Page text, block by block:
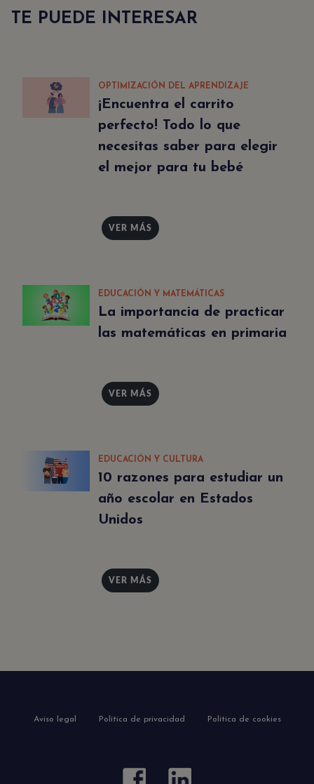
TE PUEDE INTERESAR
OPTIMIZACIÓN DEL APRENDIZAJE
¡Encuentra el carrito
perfecto! Todo lo que
necesitas saber para elegir
el mejor para tu bebé
VER MÁS
EDUCACIÓN Y MATEMÁTICAS
La importancia de practicar
las matemáticas en primaria
VER MÁS
EDUCACIÓN Y CULTURA
10 razones para estudiar un
año escolar en Estados
Unidos
VER MÁS
Aviso legal Política de privacidad Política de cookies